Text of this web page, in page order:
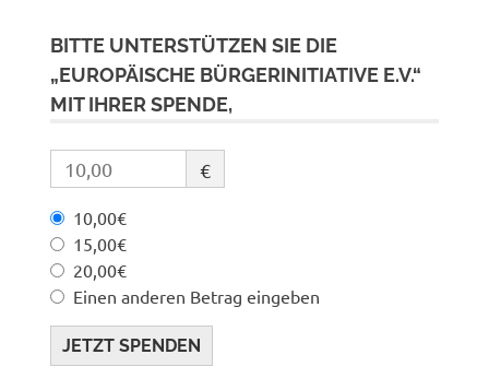
BITTE UNTERSTÜTZEN SIE DIE
„EUROPÄISCHE BÜRGERINITIATIVE E.V.“
MIT IHRER SPENDE,
€
10,00€
15,00€
20,00€
Einen anderen Betrag eingeben
JETZT SPENDEN